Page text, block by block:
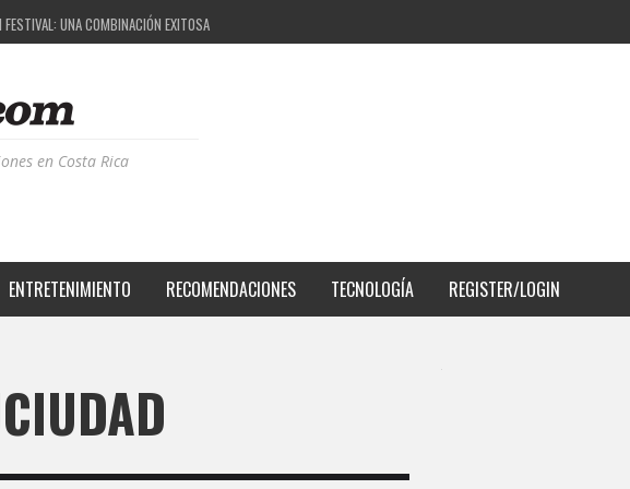
UNA COMBINACIÓN EXITOSA
PROYECTO QUE ESTÁ TRANSFORMANDO LA CALIDAD DE VIDA DEL TRANSEÚNTE TICO CON MOVILIDAD Y PAISAJISMO
BPM: UN REVIEW DE LA PRIMERA EDICIÓN QUE TRAJO EL TALENTO DE MÁS DE 100 DJS A COSTA RICA
en Costa Rica
ENTRETENIMIENTO RECOMENDACIONES TECNOLOGÍA REGISTER/LOGIN